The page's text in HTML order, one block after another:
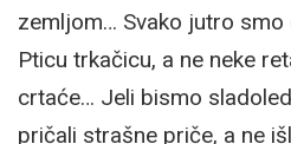
zemljom… Svako jutro smo
Pticu trkačicu, a ne neke
crtaće… Jeli bismo
pričali strašne priče, a ne